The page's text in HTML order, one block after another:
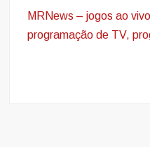
MRNews – jogos ao vivo
programação de TV,